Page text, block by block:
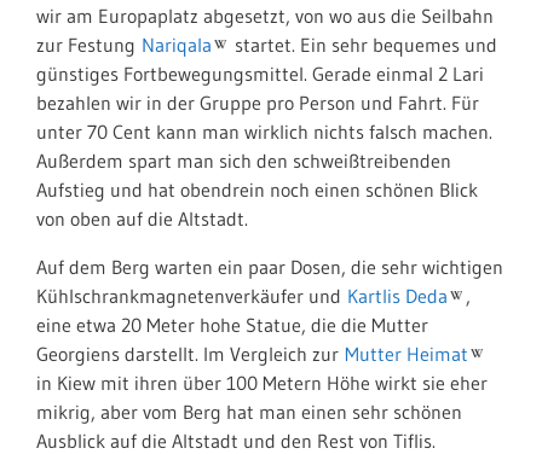
wir am Europaplatz abgesetzt, von wo aus die Seilbahn
zur Festung Nariqala
startet. Ein sehr bequemes und
günstiges Fortbewegungsmittel. Gerade einmal 2 Lari
bezahlen wir in der Gruppe pro Person und Fahrt. Für
unter 70 Cent kann man wirklich nichts falsch machen.
Außerdem spart man sich den schweißtreibenden
Aufstieg und hat obendrein noch einen schönen Blick
von oben auf die Altstadt.
Auf dem Berg warten ein paar Dosen, die sehr wichtigen
Kühlschrankmagnetenverkäufer und Kartlis Deda
,
eine etwa 20 Meter hohe Statue, die die Mutter
Georgiens darstellt. Im Vergleich zur Mutter Heimat
in Kiew mit ihren über 100 Metern Höhe wirkt sie eher
mikrig, aber vom Berg hat man einen sehr schönen
Ausblick auf die Altstadt und den Rest von Tiflis.